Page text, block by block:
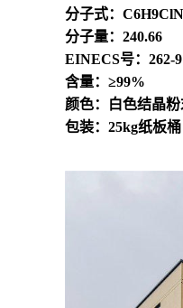
分子式：
分子量：240.66
EINECS号：262-
含量：≥99%
颜色：白色结晶粉
包装：25kg纸板桶